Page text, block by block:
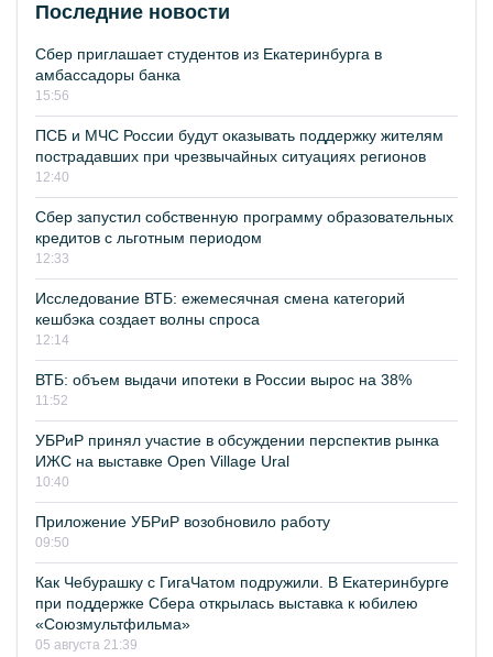
Последние новости
Сбер приглашает студентов из Екатеринбурга в
амбассадоры банка
15:56
ПСБ и МЧС России будут оказывать поддержку жителям
пострадавших при чрезвычайных ситуациях регионов
12:40
Сбер запустил собственную программу образовательных
кредитов с льготным периодом
12:33
Исследование ВТБ: ежемесячная смена категорий
кешбэка создает волны спроса
12:14
ВТБ: объем выдачи ипотеки в России вырос на 38%
11:52
УБРиР принял участие в обсуждении перспектив рынка
ИЖС на выставке Open Village Ural
10:40
Приложение УБРиР возобновило работу
09:50
Как Чебурашку с ГигаЧатом подружили. В Екатеринбурге
при поддержке Сбера открылась выставка к юбилею
«Союзмультфильма»
05 августа 21:39